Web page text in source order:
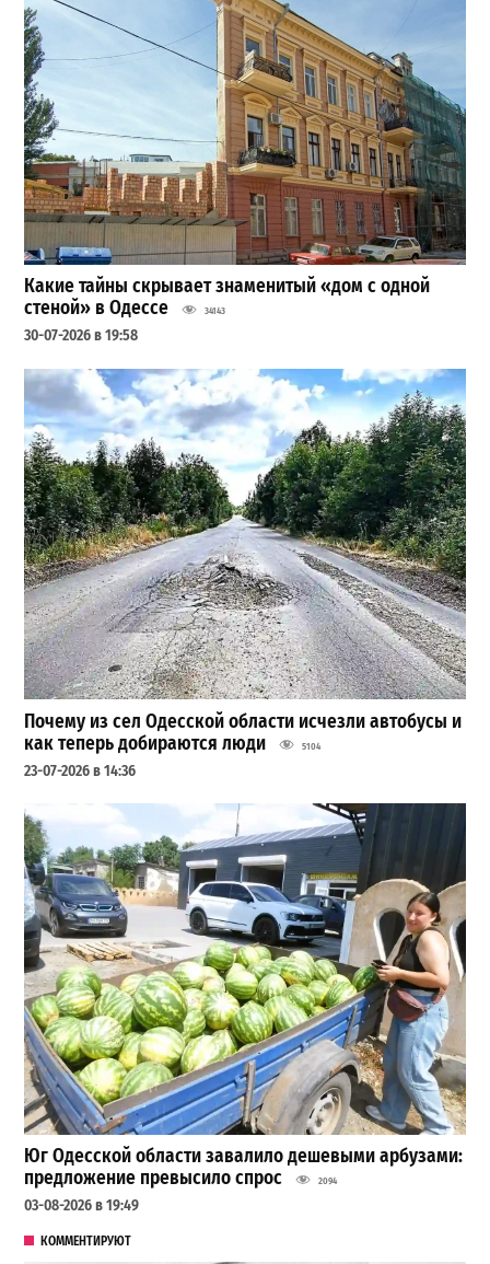
Какие тайны скрывает знаменитый «дом с одной
стеной» в Одессе
34143
30-07-2026 в 19:58
Почему из сел Одесской области исчезли автобусы и
как теперь добираются люди
5104
23-07-2026 в 14:36
Юг Одесской области завалило дешевыми арбузами:
предложение превысило спрос
2094
03-08-2026 в 19:49
КОММЕНТИРУЮТ